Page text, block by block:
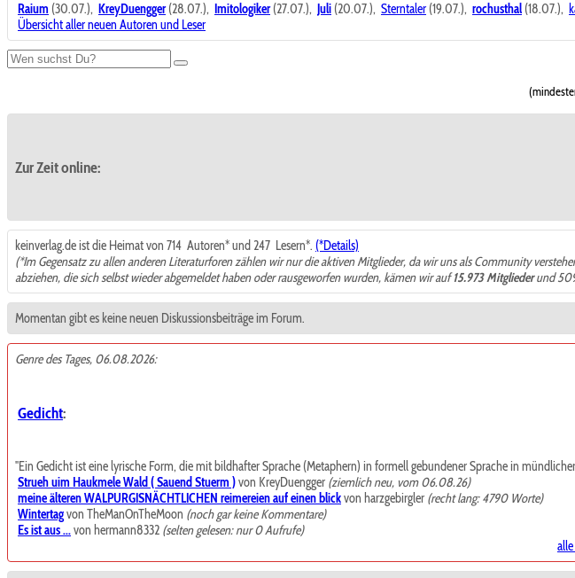
Raium (30.07.), KreyDuengger(28.07.), Imitologiker(27.07.), Juli (20.07.), Sterntaler (19.07.), rochusthal (18.07.),
Übersicht aller neuen Autoren und Leser
Zur Zeit online:
keinverlag.de ist die Heimat von 714 Autoren* und 247 Lesern*. (*Details)
(*Im Gegensatz zu allen anderen Literaturforen zählen wir nur die aktiven Mitglieder, da wir uns als Community
abziehen, die sich selbst wieder abgemeldet haben oder rausgeworfen wurden, kämen wir auf15.973 Mitgliederund
Momentan gibt es keine neuen Diskussionsbeiträge im Forum.
Genre des Tages, 06.08.2026:
Gedicht:
"Ein Gedicht ist eine lyrische Form, die mit bildhafter Sprache (Metaphern) in formell gebundener Sprache in
Strueh uim Haukmele Wald ( Sauend Stuerm )von KreyDuengger (ziemlich neu, vom 06.08.26)
meine älteren WALPURGISNÄCHTLICHEN reimereien auf einen blickvon harzgebirgler (recht lang: 4790 Worte)
Wintertagvon TheManOnTheMoon (noch gar keine Kommentare)
Es ist aus ...von hermann8332 (selten gelesen: nur 0 Aufrufe)